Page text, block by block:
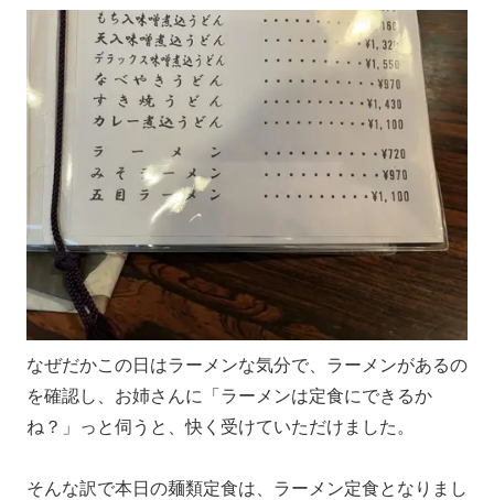
なぜだかこの日はラーメンな気分で、ラーメンがあるの
を確認し、お姉さんに「ラーメンは定食にできるか
ね？」っと伺うと、快く受けていただけました。
そんな訳で本日の麺類定食は、ラーメン定食となりまし